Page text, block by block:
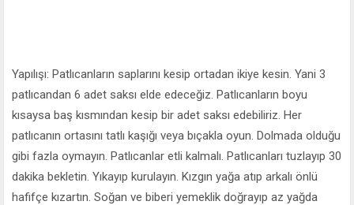
Yapılışı: Patlıcanların saplarını kesip ortadan ikiye kesin. Yani 3
patlıcandan 6 adet saksı elde edeceğiz. Patlıcanların boyu
kısaysa baş kısmından kesip bir adet saksı edebiliriz. Her
patlıcanın ortasını tatlı kaşığı veya bıçakla oyun. Dolmada olduğu
gibi fazla oymayın. Patlıcanlar etli kalmalı. Patlıcanları tuzlayıp 30
dakika bekletin. Yıkayıp kurulayın. Kızgın yağa atıp arkalı önlü
hafifçe kızartın. Soğan ve biberi yemeklik doğrayıp az yağda